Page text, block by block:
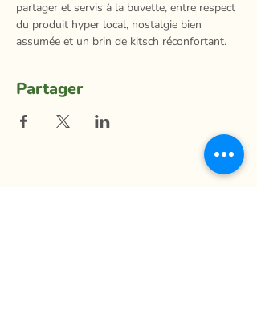
partager et servis à la buvette, entre respect
du produit hyper local, nostalgie bien
assumée et un brin de kitsch réconfortant.
Partager